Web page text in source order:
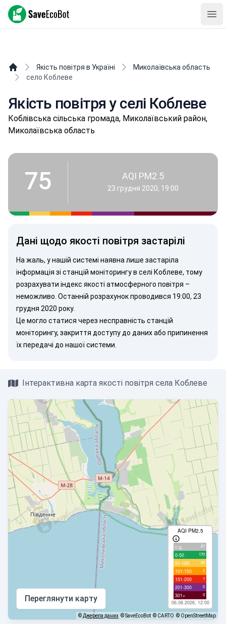
SaveEcoBot
Якість повітря в Україні
Миколаївська область
село Коблеве
Якість повітря у селі Коблеве
Кoблівськa сільська громада, Миколаївський район,
Миколаївська область
75 AQI PM2.5
23 грудня 2020, 19:00
Дані щодо якості повітря застарілі
На жаль, у нашій системі наявна лише застаріла
інформація зі станцій моніторингу в селі Коблеве, тому
розрахувати індекс якості атмосферного повітря –
неможливо. Останній розрахунок проводився 19:00, 23
грудня 2020 року.
Це могло статися через несправність станцій
моніторингу, закриття доступу до даних або припинення
їх передачі до нашої системи.
Інтерактивна карта якості повітря села Коблеве
AQI PM2.5
с/д 87
0-50 170
51-100 89
101-150 2
151-200 1
201-300 0
301+ 0
06.08.2026, 12:00
Переглянути карту
© Джерела даних © SaveEcoBot © CARTO © OpenStreetMap